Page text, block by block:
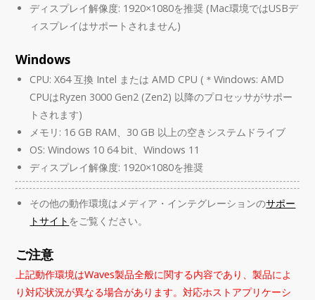
ディスプレイ解像度: 1920×1080を推奨 (Mac環境ではUSBデ
ィスプレイはサポートされません)
Windows
CPU: X64 互換 Intel または AMD CPU (＊Windows: AMD
CPUはRyzen 3000 Gen2 (Zen2) 以降のプロセッサがサポー
トされます)
メモリ: 16 GB RAM、30 GB 以上の空きシステムドライブ
OS: Windows 10 64 bit、Windows 11
ディスプレイ解像度: 1920×1080を推奨
その他の動作環境はメディア・インテグレーションのサポー
トサイト をご覧ください。
ご注意
上記動作環境はWaves製品全般に関する内容であり、製品によ
り対応状況が異なる場合があります。対応ホストアプリケーシ